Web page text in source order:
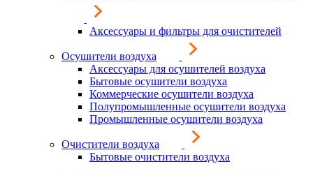
Аксессуары и фильтры для очистителей
Осушители воздуха
Аксессуары для осушителей воздуха
Бытовые осушители воздуха
Коммерческие осушители воздуха
Полупромышленные осушители воздуха
Промышленные осушители воздуха
Очистители воздуха
Бытовые очистители воздуха